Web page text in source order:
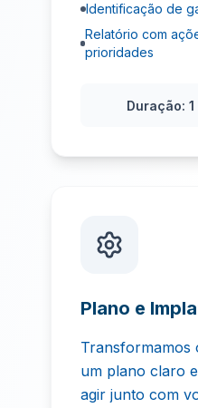
Identificação de
Relatório com
prioridades
Duração:
Plano e
Transformamos
um plano claro
agir junto com